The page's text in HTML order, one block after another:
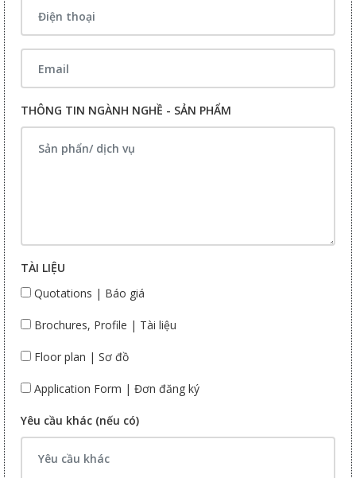
THÔNG TIN NGÀNH NGHỀ - SẢN PHẨM
TÀI LIỆU
Quotations | Báo giá
Brochures, Profile | Tài liệu
Floor plan | Sơ đồ
Application Form | Đơn đăng ký
Yêu cầu khác (nếu có)